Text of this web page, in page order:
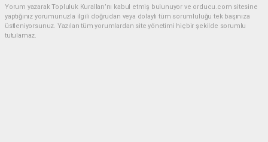
Yorum yazarak Topluluk Kuralları’nı kabul etmiş bulunuyor ve orducu.com sitesine
yaptığınız yorumunuzla ilgili doğrudan veya dolaylı tüm sorumluluğu tek başınıza
üstleniyorsunuz. Yazılan tüm yorumlardan site yönetimi hiçbir şekilde sorumlu
tutulamaz.